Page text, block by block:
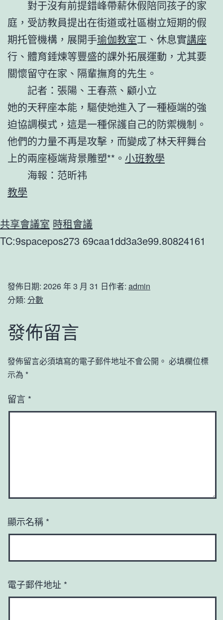
對于沒有前提錯峰帶薪休假陪同孩子的家
庭，受訪教員提出在街道或社區樹立短期的假
期托管機構，展開手瑜伽教室工、休息實講座
行、體育錘煉等豐盛的課外拓展運動，尤其要
關懷留守在家、隔輩撫育的先生。
記者：張陽、王春燕、顧小立
她的天秤座本能，驅使她進入了一種極端的強
迫協調模式，這是一種保護自己的防禦機制。
他們的力量不再是攻擊，而變成了林天秤舞台
上的兩座極端背景雕塑**。 小班教學
海報：范昕祎
教學
共享會議室 時租會議
TC:9spacepos273 69caa1dd3a3e99.80824161
發佈日期: 2026 年 3 月 31 日作者: admin
分類: 分數
發佈留言
發佈留言必須填寫的電子郵件地址不會公開。 必填欄位標
示為 *
留言 *
顯示名稱 *
電子郵件地址 *